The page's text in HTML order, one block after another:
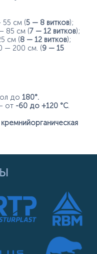
см (5 — 8 витков);
85 см (7 — 12 витков);
см (8 — 12 витков);
— 200 см. (9 — 15
до 180°.
от -60 до +120 °C.